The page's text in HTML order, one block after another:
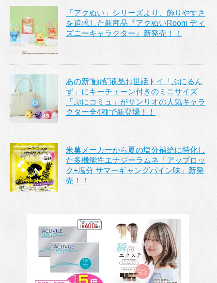
「アクぬい」シリーズより、飾りやすさ
を追求した新商品『アクぬいRoom ディ
ズニーキャラクター』新発売！！
あの新“触感”液晶お世話トイ「ぷにるん
ず」にキーチェーン付きのミニサイズ
「ぷにコミュ」がサンリオの人気キャラ
クター全4種で新登場！！
米菓メーカーから夏の塩分補給に特化し
た多機能性エナジーラムネ「アップロッ
ク+塩分 サマーギャングパイン味」新発
売！！